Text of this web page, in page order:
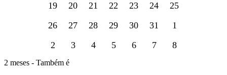
19
20 21 22 23 24
25
26
27 28 29 30 31
1
2
3 4 5 6 7 8
2 meses - Também é